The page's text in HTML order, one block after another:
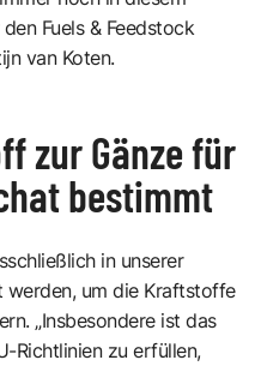
Fuels & Feedstock
van Koten.
zur Gänze für
bestimmt
in unserer
werden, um die Kraftstoffe
„Insbesondere ist das
Richtlinien zu erfüllen,